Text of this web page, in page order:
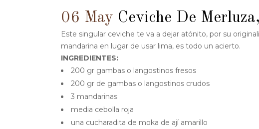
06 May Ceviche De
Este singular ceviche te va a dejar atónito, por su
mandarina en lugar de usar lima, es todo un acierto.
INGREDIENTES:
200 gr gambas o langostinos fresos
200 gr de gambas o langostinos crudos
3 mandarinas
media cebolla roja
una cucharadita de moka de ají amarillo